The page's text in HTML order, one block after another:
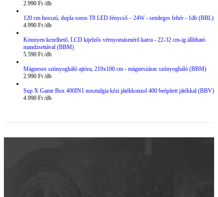
2.990 Ft
120 cm hosszú, dupla soros T8 LED fénycső – 24W - semleges fehér - 1db (BBL)
4.990 Ft
Könnyen kezelhető, LCD kijelzős vérnyomásmérő karra - 22-32 cm-ig állítható
mandzsettával (BBM)
5.590 Ft
Mágneses szúnyogháló ajtóra, 210x100 cm - mágneszáras szúnyogháló (BBM)
2.990 Ft
Sup X Game Box 400IN1 nosztalgia kézi játékkonzol 400 beépített játékkal (BBV)
4.990 Ft